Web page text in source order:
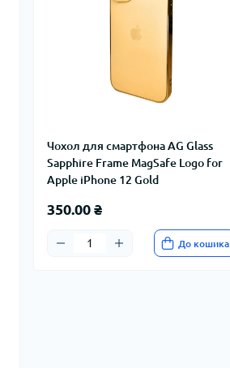
Чохол для смартфона AG Glass
Sapphire Frame MagSafe Logo for
Apple iPhone 12 Gold
350.00 ₴
До кошика